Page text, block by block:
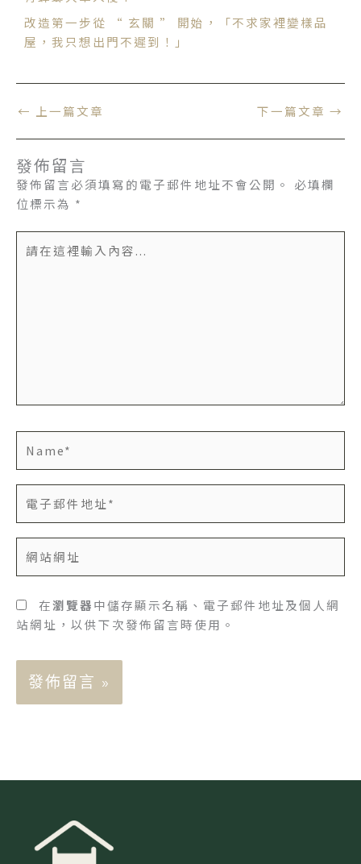
改造第一步從 “ 玄關 ” 開始，「不求家裡變樣品
屋，我只想出門不遲到！」
← 上一篇文章 下一篇文章 →
發佈留言
發佈留言必須填寫的電子郵件地址不會公開。
必填欄
位標示為 *
在
子
件
*
站
址
在瀏覽器中儲存顯示名稱、電子郵件地址及個人網
站網址，以供下次發佈留言時使用。